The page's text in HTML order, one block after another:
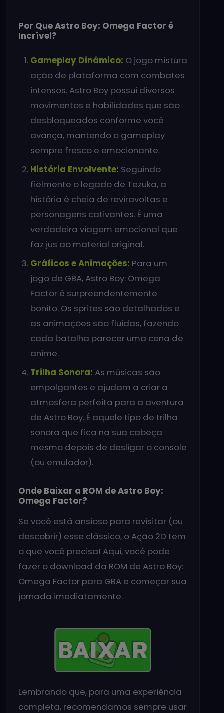
Por Que Astro Boy: Omega Factor é
Incrível?
Gameplay Dinâmico: O jogo mistura
ação de plataforma com combates
intensos. Astro Boy possui diversos
movimentos e habilidades que são
desbloqueados conforme você
avança, mantendo o gameplay
sempre fresco e emocionante.
História Envolvente: Seguindo
fielmente o legado de Tezuka, a
história é cheia de reviravoltas e
personagens cativantes. É uma
verdadeira viagem emocional que
faz jus ao material original.
Gráficos e Animações: Para um
jogo de GBA, Astro Boy: Omega
Factor é surpreendentemente
bonito. Os sprites são detalhados e
as animações são fluidas, fazendo
cada batalha parecer uma cena de
anime.
Trilha Sonora: As músicas são
empolgantes e ajudam a criar a
atmosfera perfeita para a aventura
de Astro Boy. É aquele tipo de trilha
sonora que fica na sua cabeça
mesmo depois de desligar o console
(ou emulador).
Onde Baixar a ROM de Astro Boy:
Omega Factor?
Se você está ansioso para revisitar (ou
descobrir) esse clássico, o Ação 2D tem
o que você precisa! Aqui, você pode
fazer o download da ROM de Astro Boy:
Omega Factor para GBA e começar sua
jornada imediatamente.
Lembrando que, para uma experiência
completa, recomendamos sempre usar